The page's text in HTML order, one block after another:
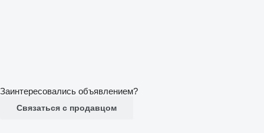
Заинтересовались объявлением?
Связаться с продавцом